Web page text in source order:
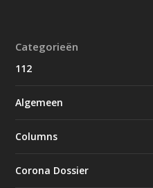
Categorieën
112
Algemeen
Columns
Corona Dossier